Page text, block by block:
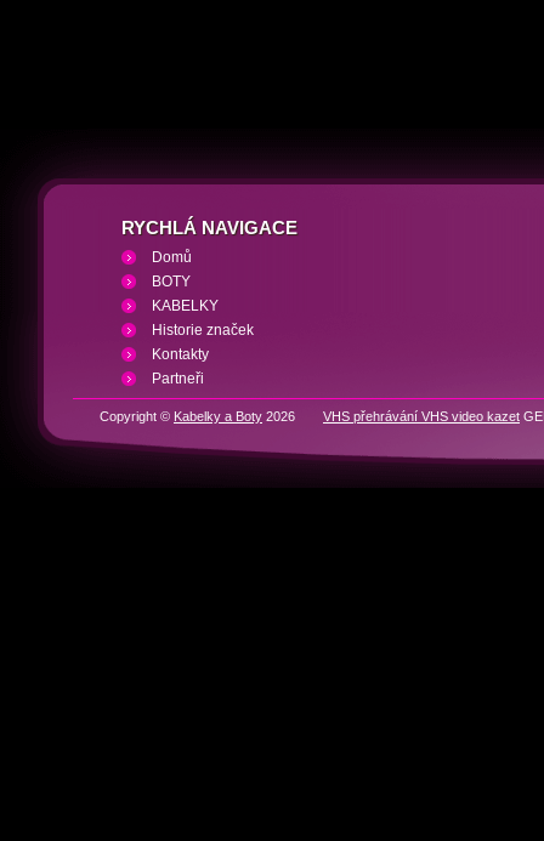
RYCHLÁ NAVIGACE
Domů
BOTY
KABELKY
Historie značek
Kontakty
Partneři
Copyright © Kabelky a Boty 2026 VHS přehrávání VHS video kazet